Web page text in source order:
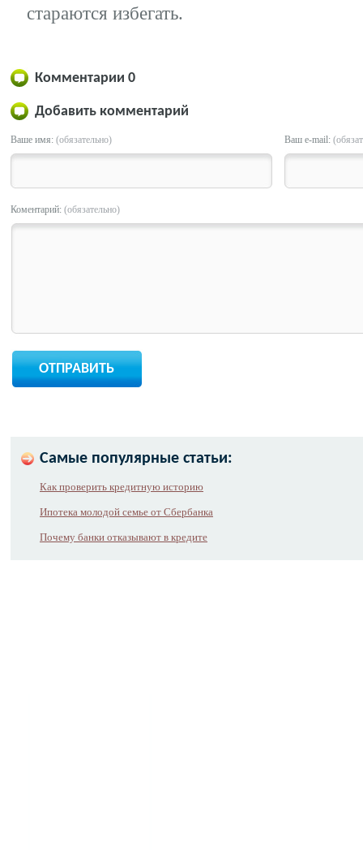
стараются избегать.
Комментарии 0
Добавить комментарий
Ваше имя: (обязательно) Ваш e-mail:
Коментарий: (обязательно)
Самые популярные статьи:
Как проверить кредитную историю
Ипотека молодой семье от Сбербанка
Почему банки отказывают в кредите